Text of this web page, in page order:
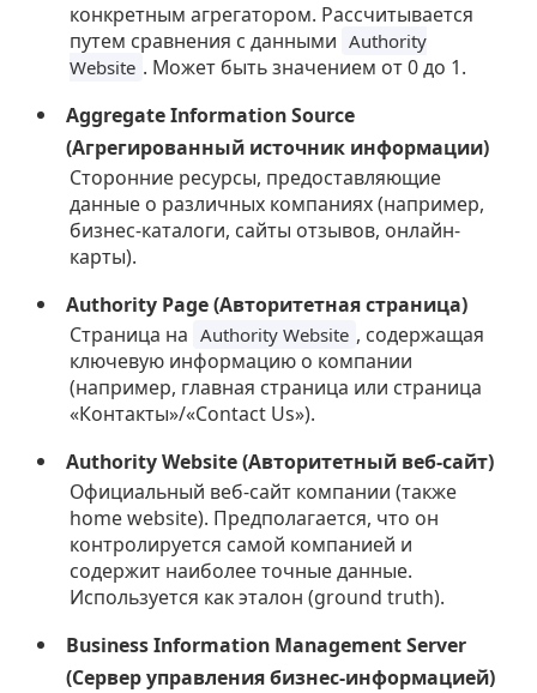
конкретным агрегатором. Рассчитывается
путем сравнения с данными Authority
Website . Может быть значением от 0 до 1.
Aggregate Information Source
(Агрегированный источник информации)
Сторонние ресурсы, предоставляющие
данные о различных компаниях (например,
бизнес-каталоги, сайты отзывов, онлайн-
карты).
Authority Page (Авторитетная страница)
Страница на Authority Website , содержащая
ключевую информацию о компании
(например, главная страница или страница
«Контакты»/«Contact Us»).
Authority Website (Авторитетный веб-сайт)
Официальный веб-сайт компании (также
home website). Предполагается, что он
контролируется самой компанией и
содержит наиболее точные данные.
Используется как эталон (ground truth).
Business Information Management Server
(Сервер управления бизнес-информацией)